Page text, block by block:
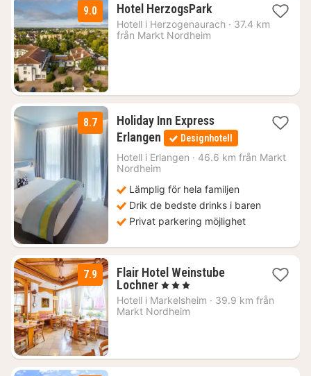
9.0 Hotel HerzogsPark1
natt
Hotell i Herzogenaurach · 37.4 km
från Markt Nordheim
8.7
Holiday Inn Express
Erlangen 1
natt
från
kr.
Designhotell
Hotell i Erlangen · 46.6 km från Markt
Nordheim
Lämplig för hela familjen
Drik de bedste drinks i baren
Privat parkering möjlighet
7.9
Flair Hotel Weinstube
Lochner1
natt
från
, 3 Stjärnor
Hotell i Markelsheim · 39.9 km från
Markt Nordheim